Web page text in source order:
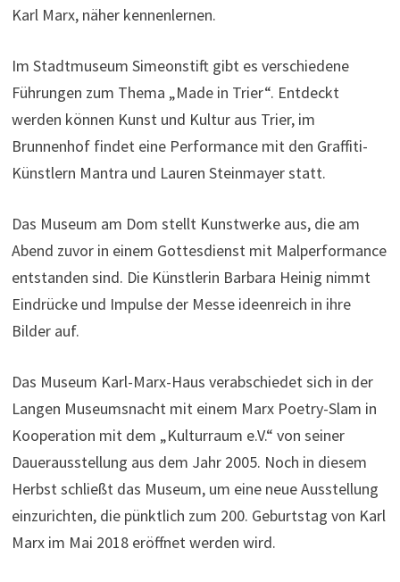
Karl Marx, näher kennenlernen.
Im Stadtmuseum Simeonstift gibt es verschiedene
Führungen zum Thema „Made in Trier“. Entdeckt
werden können Kunst und Kultur aus Trier, im
Brunnenhof findet eine Performance mit den Graffiti-
Künstlern Mantra und Lauren Steinmayer statt.
Das Museum am Dom stellt Kunstwerke aus, die am
Abend zuvor in einem Gottesdienst mit Malperformance
entstanden sind. Die Künstlerin Barbara Heinig nimmt
Eindrücke und Impulse der Messe ideenreich in ihre
Bilder auf.
Das Museum Karl-Marx-Haus verabschiedet sich in der
Langen Museumsnacht mit einem Marx Poetry-Slam in
Kooperation mit dem „Kulturraum e.V.“ von seiner
Dauerausstellung aus dem Jahr 2005. Noch in diesem
Herbst schließt das Museum, um eine neue Ausstellung
einzurichten, die pünktlich zum 200. Geburtstag von Karl
Marx im Mai 2018 eröffnet werden wird.